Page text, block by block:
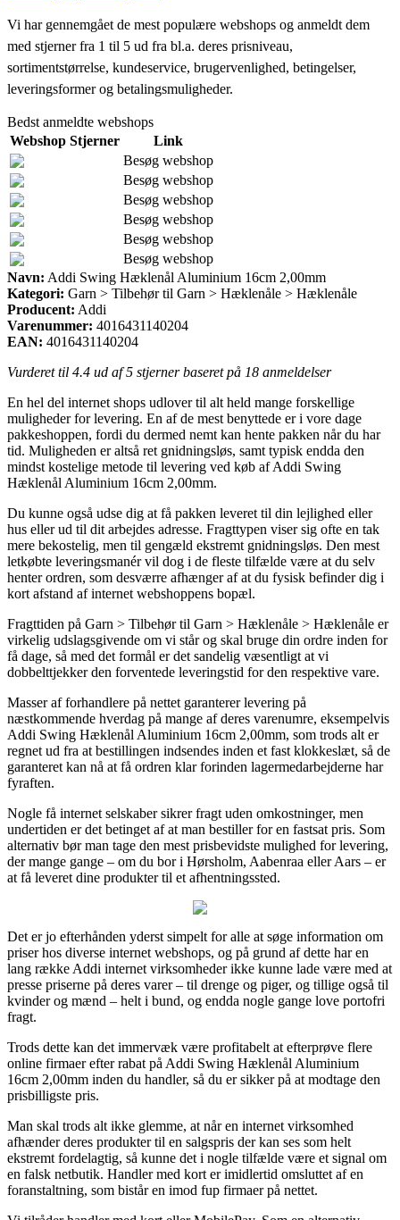
Vi har gennemgået de mest populære webshops og anmeldt dem
med stjerner fra 1 til 5 ud fra bl.a. deres prisniveau,
sortimentstørrelse, kundeservice, brugervenlighed, betingelser,
leveringsformer og betalingsmuligheder.
Bedst anmeldte webshops
Webshop Stjerner
Link
Besøg webshop
Besøg webshop
Besøg webshop
Besøg webshop
Besøg webshop
Besøg webshop
Navn: Addi Swing Hæklenål Aluminium 16cm 2,00mm
Kategori: Garn > Tilbehør til Garn > Hæklenåle > Hæklenåle
Producent: Addi
Varenummer: 4016431140204
EAN: 4016431140204
Vurderet til 4.4 ud af 5 stjerner baseret på 18 anmeldelser
En hel del internet shops udlover til alt held mange forskellige
muligheder for levering. En af de mest benyttede er i vore dage
pakkeshoppen, fordi du dermed nemt kan hente pakken når du har
tid. Muligheden er altså ret gnidningsløs, samt typisk endda den
mindst kostelige metode til levering ved køb af Addi Swing
Hæklenål Aluminium 16cm 2,00mm.
Du kunne også udse dig at få pakken leveret til din lejlighed eller
hus eller ud til dit arbejdes adresse. Fragttypen viser sig ofte en tak
mere bekostelig, men til gengæld ekstremt gnidningsløs. Den mest
letkøbte leveringsmanér vil dog i de fleste tilfælde være at du selv
henter ordren, som desværre afhænger af at du fysisk befinder dig i
kort afstand af internet webshoppens bopæl.
Fragttiden på Garn > Tilbehør til Garn > Hæklenåle > Hæklenåle er
virkelig udslagsgivende om vi står og skal bruge din ordre inden for
få dage, så med det formål er det sandelig væsentligt at vi
dobbelttjekker den forventede leveringstid for den respektive vare.
Masser af forhandlere på nettet garanterer levering på
næstkommende hverdag på mange af deres varenumre, eksempelvis
Addi Swing Hæklenål Aluminium 16cm 2,00mm, som trods alt er
regnet ud fra at bestillingen indsendes inden et fast klokkeslæt, så de
garanteret kan nå at få ordren klar forinden lagermedarbejderne har
fyraften.
Nogle få internet selskaber sikrer fragt uden omkostninger, men
undertiden er det betinget af at man bestiller for en fastsat pris. Som
alternativ bør man tage den mest prisbevidste mulighed for levering,
der mange gange – om du bor i Hørsholm, Aabenraa eller Aars – er
at få leveret dine produkter til et afhentningssted.
Det er jo efterhånden yderst simpelt for alle at søge information om
priser hos diverse internet webshops, og på grund af dette har en
lang række Addi internet virksomheder ikke kunne lade være med at
presse priserne på deres varer – til drenge og piger, og tillige også til
kvinder og mænd – helt i bund, og endda nogle gange love portofri
fragt.
Trods dette kan det immervæk være profitabelt at efterprøve flere
online firmaer efter rabat på Addi Swing Hæklenål Aluminium
16cm 2,00mm inden du handler, så du er sikker på at modtage den
prisbilligste pris.
Man skal trods alt ikke glemme, at når en internet virksomhed
afhænder deres produkter til en salgspris der kan ses som helt
ekstremt fordelagtig, så kunne det i nogle tilfælde være et signal om
en falsk netbutik. Handler med kort er imidlertid omsluttet af en
foranstaltning, som bistår en imod fup firmaer på nettet.